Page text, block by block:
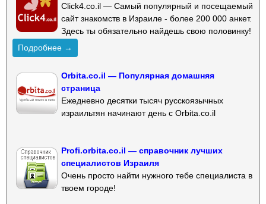
Click4.co.il — Самый популярный и посещаемый
сайт знакомств в Израиле - более 200 000 анкет.
Здесь ты обязательно найдешь свою половинку!
Подробнее →
Orbita.co.il — Популярная домашняя
страница
Ежедневно десятки тысяч русскоязычных
израильтян начинают день с Orbita.co.il
Profi.orbita.co.il — справочник лучших
специалистов Израиля
Очень просто найти нужного тебе специалиста в
твоем городе!